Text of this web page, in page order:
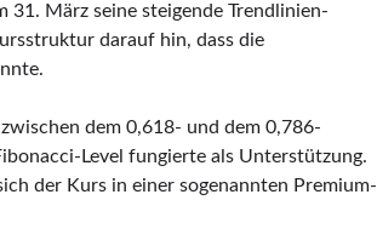
31. März seine steigende Trendlinien-
darauf hin, dass die
dem 0,618- und dem 0,786-
Level fungierte als Unterstützung.
der Kurs in einer sogenannten Premium-